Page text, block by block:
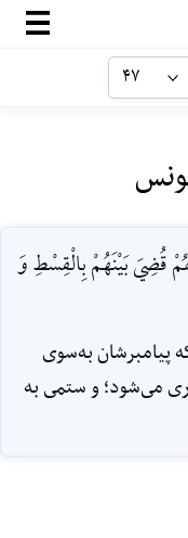
۴۷
قُضِيَ بَيْنَهُمْ بِالْقِسْطِ وَ
پيامبرشان به‌سوى
مى‌شود؛ و ستمى به